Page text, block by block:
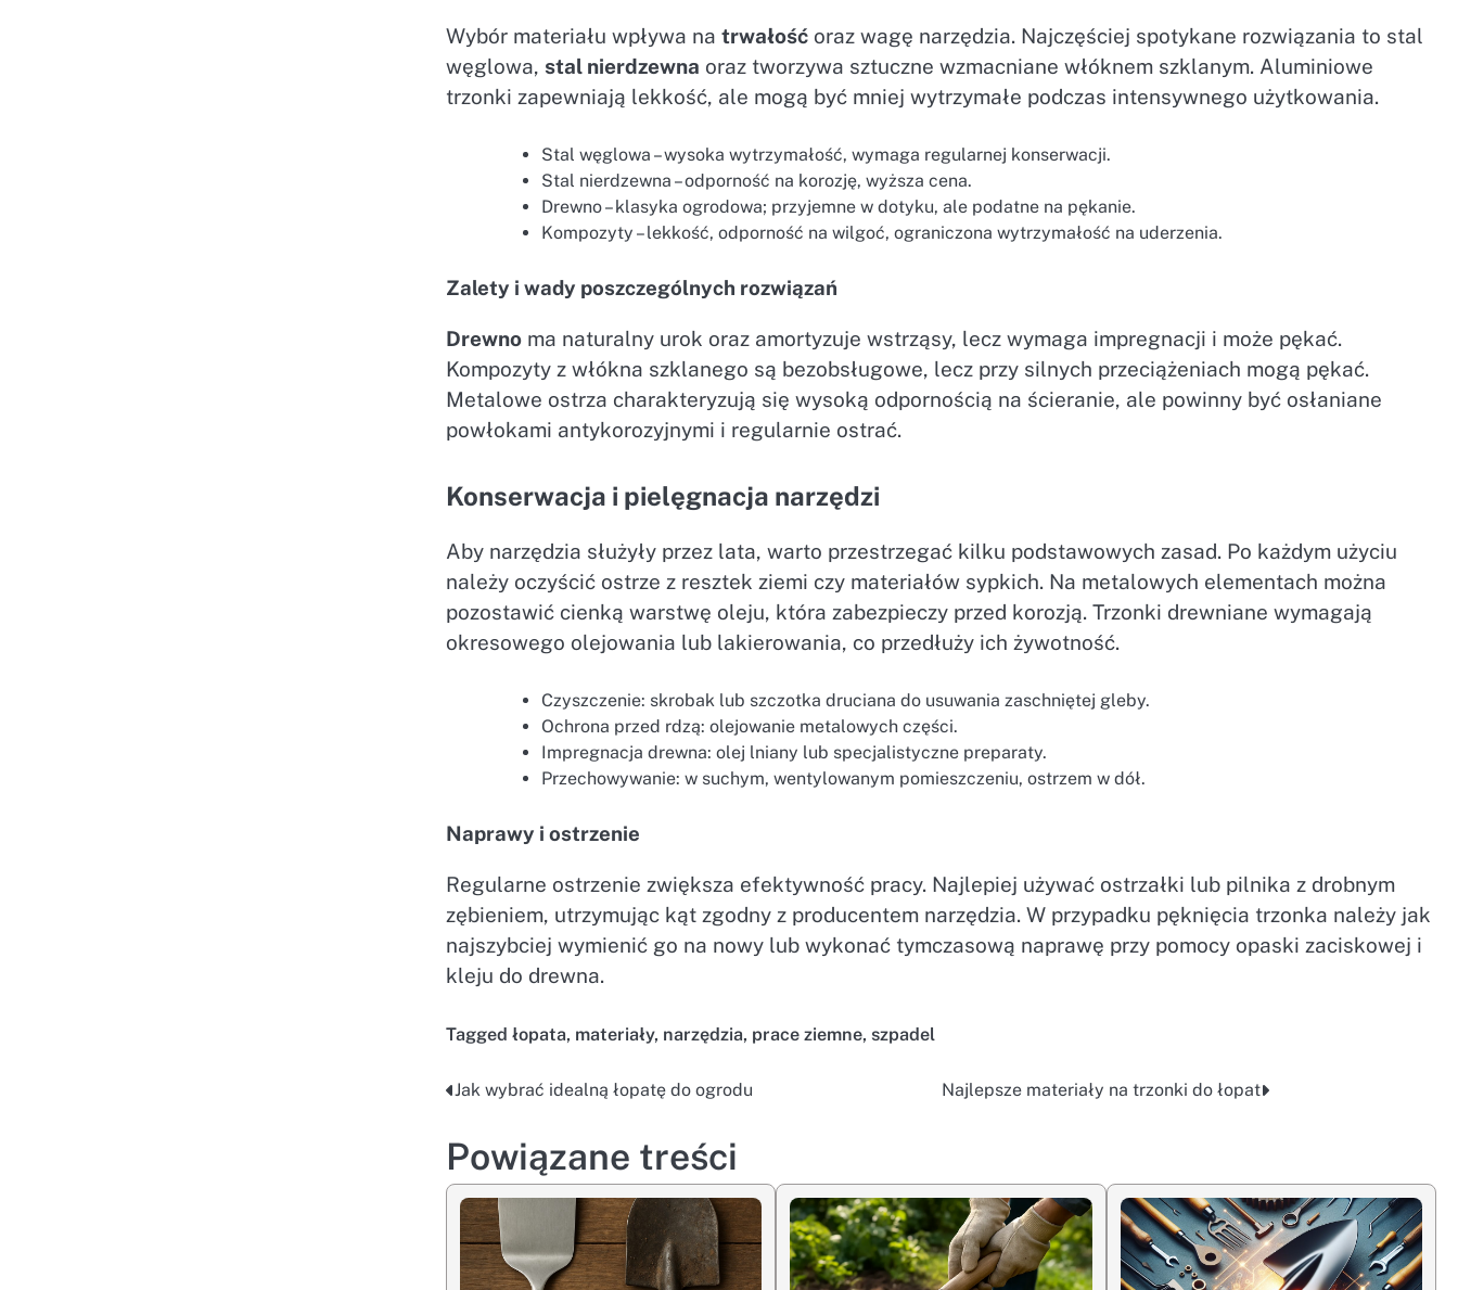
Wybór materiału wpływa natrwałość oraz wagę narzędzia. Najczęściej spotykane rozwiązania to stal
węglowa, stal nierdzewna oraz tworzywa sztuczne wzmacniane włóknem szklanym. Aluminiowe
trzonki zapewniają lekkość, ale mogą być mniej wytrzymałe podczas intensywnego użytkowania.
Stal węglowa – wysoka wytrzymałość, wymaga regularnej konserwacji.
Stal nierdzewna – odporność na korozję, wyższa cena.
Drewno – klasyka ogrodowa; przyjemne w dotyku, ale podatne na pękanie.
Kompozyty – lekkość, odporność na wilgoć, ograniczona wytrzymałość na uderzenia.
Zalety i wady poszczególnych rozwiązań
Drewno ma naturalny urok oraz amortyzuje wstrząsy, lecz wymaga impregnacji i może pękać.
Kompozyty z włókna szklanego są bezobsługowe, lecz przy silnych przeciążeniach mogą pękać.
Metalowe ostrza charakteryzują się wysoką odpornością na ścieranie, ale powinny być osłaniane
powłokami antykorozyjnymi i regularnie ostrać.
Konserwacja i pielęgnacja narzędzi
Aby narzędzia służyły przez lata, warto przestrzegać kilku podstawowych zasad. Po każdym użyciu
należy oczyścić ostrze z resztek ziemi czy materiałów sypkich. Na metalowych elementach można
pozostawić cienką warstwę oleju, która zabezpieczy przed korozją. Trzonki drewniane wymagają
okresowego olejowania lub lakierowania, co przedłuży ich żywotność.
Czyszczenie: skrobak lub szczotka druciana do usuwania zaschniętej gleby.
Ochrona przed rdzą: olejowanie metalowych części.
Impregnacja drewna: olej lniany lub specjalistyczne preparaty.
Przechowywanie: w suchym, wentylowanym pomieszczeniu, ostrzem w dół.
Naprawy i ostrzenie
Regularne ostrzenie zwiększa efektywność pracy. Najlepiej używać ostrzałki lub pilnika z drobnym
zębieniem, utrzymując kąt zgodny z producentem narzędzia. W przypadku pęknięcia trzonka należy jak
najszybciej wymienić go na nowy lub wykonać tymczasową naprawę przy pomocy opaski zaciskowej i
kleju do drewna.
Taggedłopata, materiały, narzędzia, prace ziemne,szpadel
Nawigacja
wpisu
Jak wybrać idealną łopatę do ogrodu Najlepsze materiały na trzonki do łopat
Powiązane treści